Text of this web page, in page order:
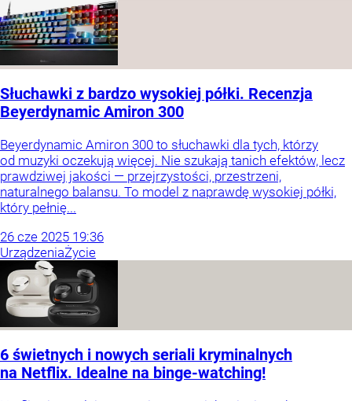
Słuchawki z bardzo wysokiej półki. Recenzja
Beyerdynamic Amiron 300
Beyerdynamic Amiron 300 to słuchawki dla tych, którzy
od muzyki oczekują więcej. Nie szukają tanich efektów, lecz
prawdziwej jakości — przejrzystości, przestrzeni,
naturalnego balansu. To model z naprawdę wysokiej półki,
który pełnię...
26 cze 2025 19:36
UrządzeniaŻycie
6 świetnych i nowych seriali kryminalnych
na Netflix. Idealne na binge-watching!